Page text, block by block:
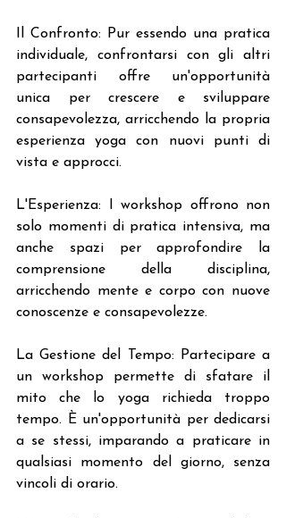
Il Confronto: Pur essendo una pratica
individuale, confrontarsi con gli altri
partecipanti offre un'opportunità
unica per crescere e sviluppare
consapevolezza, arricchendo la propria
esperienza yoga con nuovi punti di
vista e approcci.
L'Esperienza: I workshop offrono non
solo momenti di pratica intensiva, ma
anche spazi per approfondire la
comprensione della disciplina,
arricchendo mente e corpo con nuove
conoscenze e consapevolezze.
La Gestione del Tempo: Partecipare a
un workshop permette di sfatare il
mito che lo yoga richieda troppo
tempo. È un'opportunità per dedicarsi
a se stessi, imparando a praticare in
qualsiasi momento del giorno, senza
vincoli di orario.